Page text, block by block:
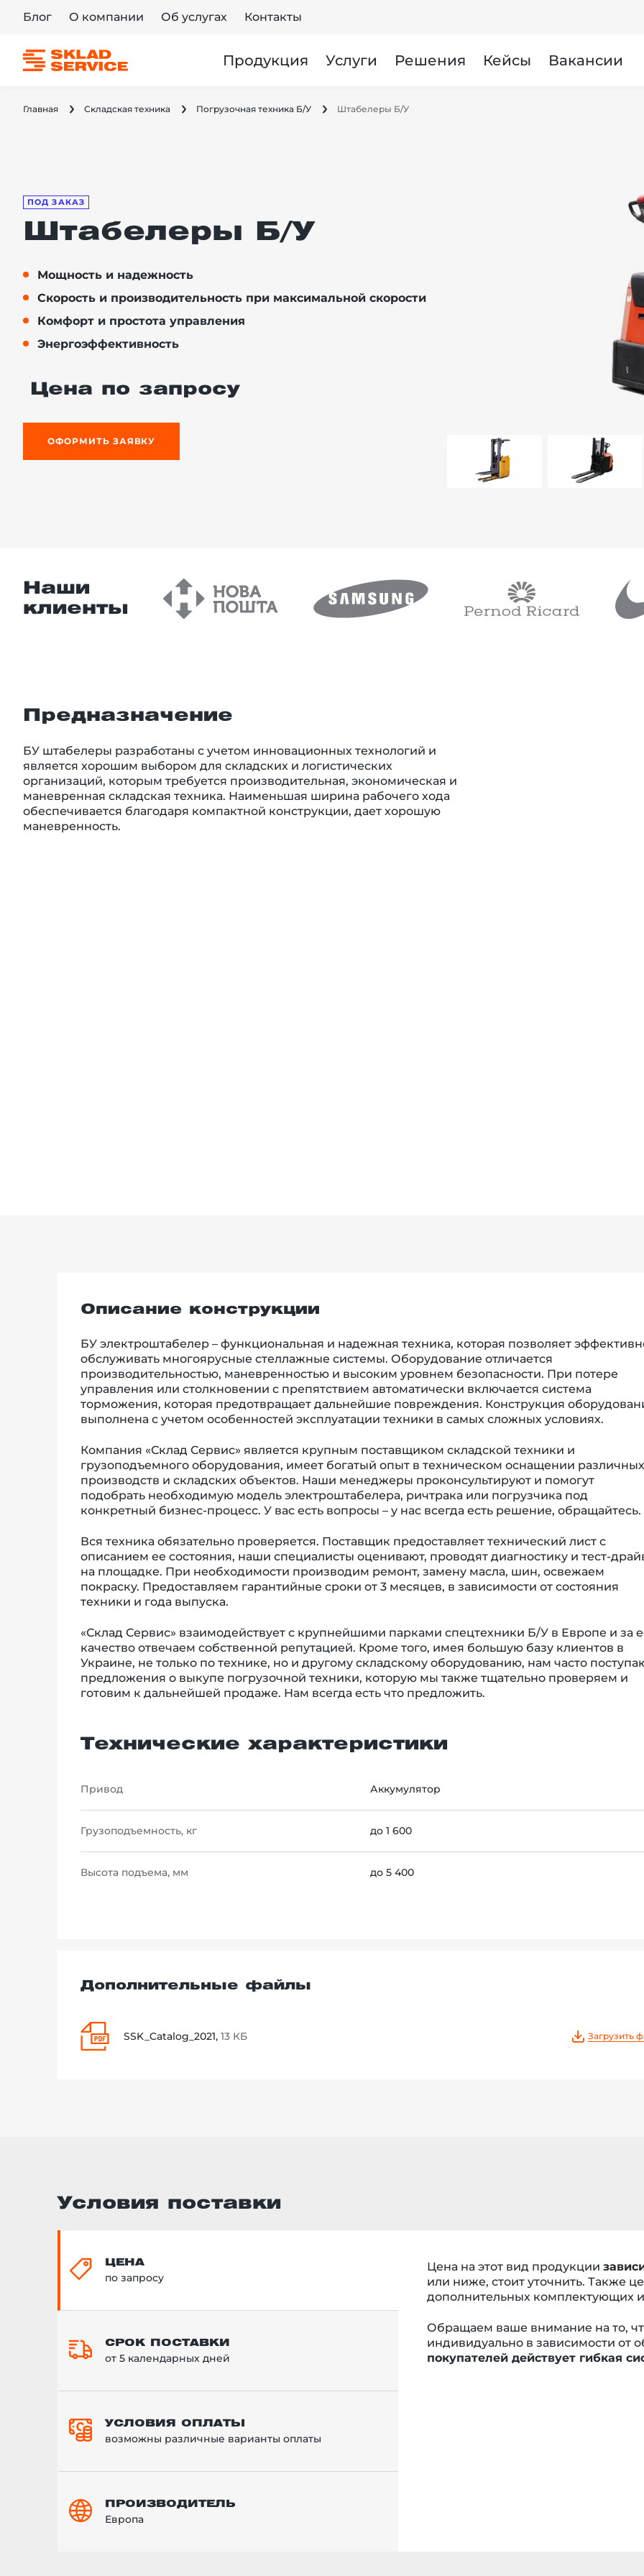
Блог О компании Об услугах Контакты
Продукция Услуги Решения Кейсы Вакансии
Главная Складская техника Погрузочная техника Б/У Штабелеры Б/У
ПОД ЗАКАЗ
Штабелеры Б/У
Мощность и надежность
Скорость и производительность при максимальной скорости
Комфорт и простота управления
Энергоэффективность
Цена по запросу
ОФОРМИТЬ ЗАЯВКУ
Наши
клиенты
Предназначение
БУ штабелеры разработаны с учетом инновационных технологий и
является хорошим выбором для складских и логистических
организаций, которым требуется производительная, экономическая и
маневренная складская техника. Наименьшая ширина рабочего хода
обеспечивается благодаря компактной конструкции, дает хорошую
маневренность.
Описание конструкции
БУ электроштабелер – функциональная и надежная техника, которая позволяет
обслуживать многоярусные стеллажные системы. Оборудование отличается
производительностью, маневренностью и высоким уровнем безопасности. При потере
управления или столкновении с препятствием автоматически включается система
торможения, которая предотвращает дальнейшие повреждения. Конструкция
выполнена с учетом особенностей эксплуатации техники в самых сложных условиях.
Компания «Склад Сервис» является крупным поставщиком складской техники и
грузоподъемного оборудования, имеет богатый опыт в техническом оснащении различных
производств и складских объектов. Наши менеджеры проконсультируют и помогут
подобрать необходимую модель электроштабелера, ричтрака или погрузчика под
конкретный бизнес-процесс. У вас есть вопросы – у нас всегда есть решение, обращайтесь.
Вся техника обязательно проверяется. Поставщик предоставляет технический лист с
описанием ее состояния, наши специалисты оценивают, проводят диагностику и тест-
на площадке. При необходимости производим ремонт, замену масла, шин, освежаем
покраску. Предоставляем гарантийные сроки от 3 месяцев, в зависимости от состояния
техники и года выпуска.
«Склад Сервис» взаимодействует с крупнейшими парками спецтехники Б/У в Европе и за
качество отвечаем собственной репутацией. Кроме того, имея большую базу клиентов в
Украине, не только по технике, но и другому складскому оборудованию, нам часто
предложения о выкупе погрузочной техники, которую мы также тщательно проверяем и
готовим к дальнейшей продаже. Нам всегда есть что предложить.
Технические характеристики
Привод Аккумулятор
Грузоподъемность, кг до 1 600
Высота подъема, мм до 5 400
Дополнительные файлы
SSK_Catalog_2021, 13 КБ Загрузить
Условия поставки
ЦЕНА
по запросу
СРОК ПОСТАВКИ
от 5 календарных дней
УСЛОВИЯ ОПЛАТЫ
возможны различные варианты оплаты
ПРОИЗВОДИТЕЛЬ
Европа
Цена на этот вид продукции
или ниже, стоит уточнить. Также
дополнительных комплектующих
Обращаем ваше внимание на то,
индивидуально в зависимости от
покупателей действует гибкая